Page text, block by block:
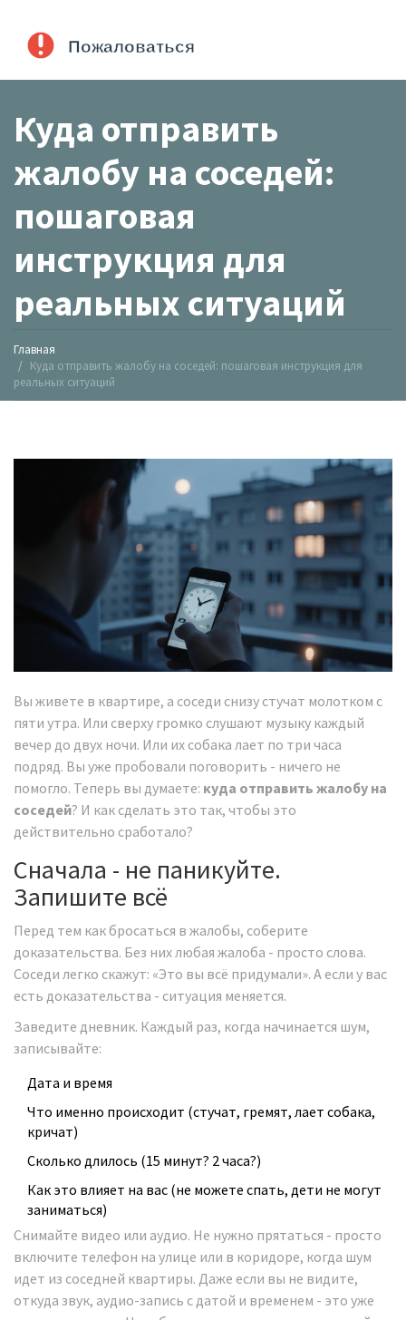
Куда отправить
жалобу на соседей:
пошаговая
инструкция для
реальных ситуаций
Главная
Куда отправить жалобу на соседей: пошаговая инструкция для
реальных ситуаций
Вы живете в квартире, а соседи снизу стучат молотком с
пяти утра. Или сверху громко слушают музыку каждый
вечер до двух ночи. Или их собака лает по три часа
подряд. Вы уже пробовали поговорить - ничего не
помогло. Теперь вы думаете: куда отправить жалобу на
соседей? И как сделать это так, чтобы это
действительно сработало?
Сначала - не паникуйте.
Запишите всё
Перед тем как бросаться в жалобы, соберите
доказательства. Без них любая жалоба - просто слова.
Соседи легко скажут: «Это вы всё придумали». А если у вас
есть доказательства - ситуация меняется.
Заведите дневник. Каждый раз, когда начинается шум,
записывайте:
Дата и время
Что именно происходит (стучат, гремят, лает собака,
кричат)
Сколько длилось (15 минут? 2 часа?)
Как это влияет на вас (не можете спать, дети не могут
заниматься)
Снимайте видео или аудио. Не нужно прятаться - просто
включите телефон на улице или в коридоре, когда шум
идет из соседней квартиры. Даже если вы не видите,
откуда звук, аудио-запись с датой и временем - это уже